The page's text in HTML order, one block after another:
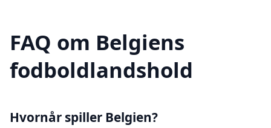
FAQ om Belgiens
fodboldlandshold
Hvornår spiller Belgien?